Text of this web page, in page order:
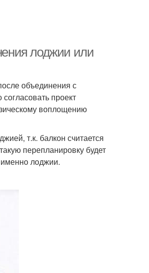
лоджии или
объединения с
проект
воплощению
т.к. балкон считается
перепланировку будет
лоджии.